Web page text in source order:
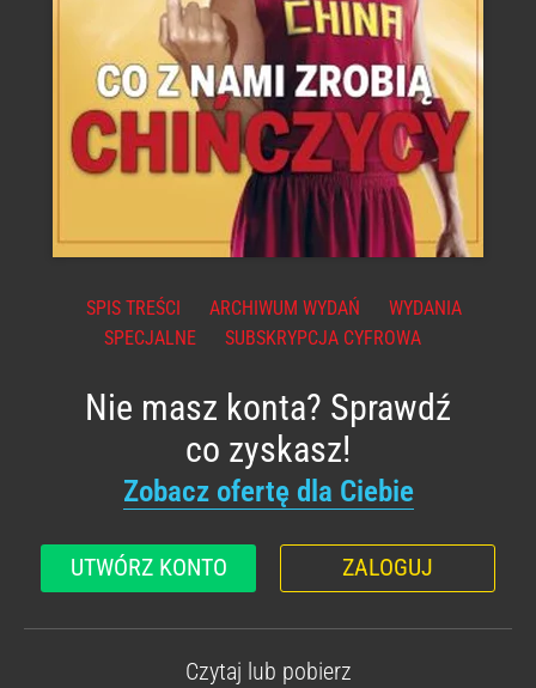
SPIS TREŚCI ARCHIWUM WYDAŃ
WYDANIA
SPECJALNE
SUBSKRYPCJA CYFROWA
Nie masz konta? Sprawdź
co zyskasz!
Zobacz ofertę dla Ciebie
UTWÓRZ KONTO ZALOGUJ
Czytaj lub pobierz